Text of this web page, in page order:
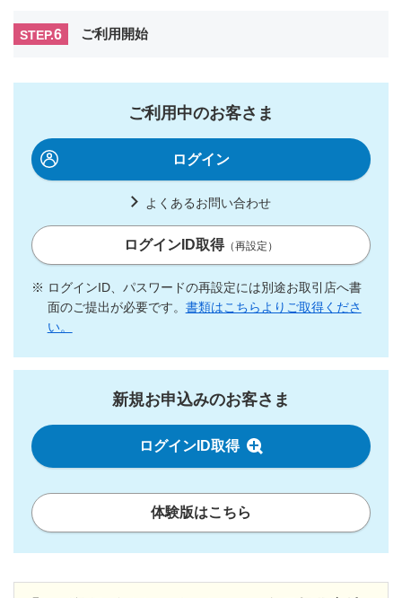
STEP.6 ご利用開始
ご利用中のお客さま
ログイン
よくあるお問い合わせ
ログインID取得（再設定）
※ ログインID、パスワードの再設定には別途お取引店へ書
面のご提出が必要です。 書類はこちらよりご取得くださ
い。
新規お申込みのお客さま
ログインID取得
体験版はこちら